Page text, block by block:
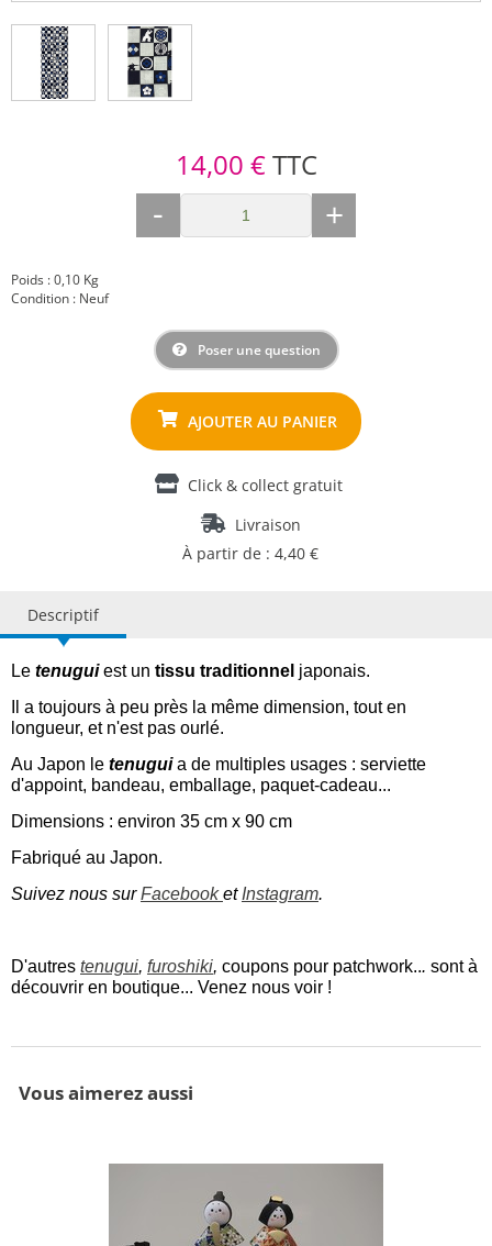
14,00 €TTC
- +
Poids : 0,10 Kg
Condition : Neuf
Poser une question
Click & collect gratuit
Livraison
À partir de : 4,40 €
Descriptif
Le tenuguiest un tissu traditionnel japonais.
Il a toujours à peu près la même dimension, tout en
longueur, et n'est pas ourlé.
Au Japon le tenuguia de multiples usages : serviette
d'appoint, bandeau, emballage, paquet-cadeau...
Dimensions : environ 35 cm x 90 cm
Fabriqué au Japon.
Suivez nous surFacebooket Instagram.
D'autres tenugui, furoshiki, coupons pour patchwork... sont à
découvrir en boutique... Venez nous voir !
Vous aimerez aussi